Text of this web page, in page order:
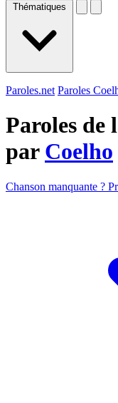
Thématiques
Paroles.net Paroles
Paroles de
par Coelho
Chanson manquante ?